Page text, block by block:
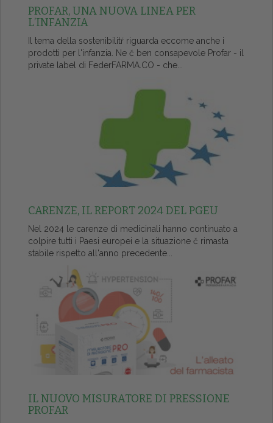
PROFAR, UNA NUOVA LINEA PER
L’INFANZIA
Il tema della sostenibilitŕ riguarda eccome anche i
prodotti per l'infanzia. Ne č ben consapevole Profar - il
private label di FederFARMA.CO - che...
CARENZE, IL REPORT 2024 DEL PGEU
Nel 2024 le carenze di medicinali hanno continuato a
colpire tutti i Paesi europei e la situazione č rimasta
stabile rispetto all'anno precedente...
IL NUOVO MISURATORE DI PRESSIONE
PROFAR